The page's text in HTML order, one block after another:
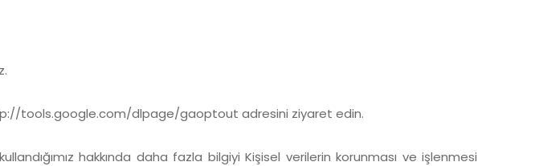
tools.google.com/dlpage/gaoptout adresini ziyaret edin.
hakkında daha fazla bilgiyi Kişisel verilerin korunması ve işlenmesi